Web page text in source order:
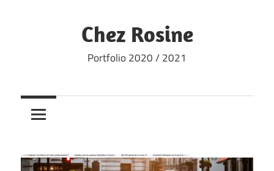
Chez Rosine
Portfolio 2020 / 2021